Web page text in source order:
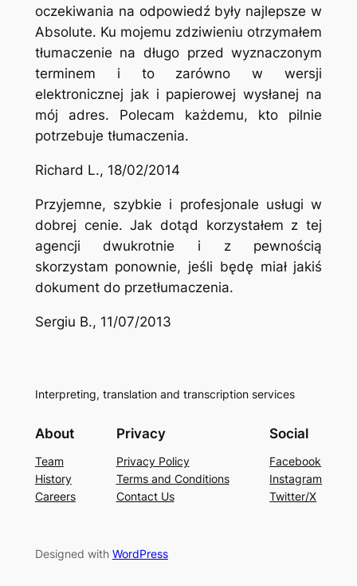
oczekiwania na odpowiedź były najlepsze w
Absolute. Ku mojemu zdziwieniu otrzymałem
tłumaczenie na długo przed wyznaczonym
terminem i to zarówno w wersji
elektronicznej jak i papierowej wysłanej na
mój adres. Polecam każdemu, kto pilnie
potrzebuje tłumaczenia.
Richard L., 18/02/2014
Przyjemne, szybkie i profesjonale usługi w
dobrej cenie. Jak dotąd korzystałem z tej
agencji dwukrotnie i z pewnością
skorzystam ponownie, jeśli będę miał jakiś
dokument do przetłumaczenia.
Sergiu B., 11/07/2013
Interpreting, translation and transcription services
About
Team
History
Careers
Privacy
Privacy Policy
Terms and Conditions
Contact Us
Social
Facebook
Instagram
Twitter/X
Designed with WordPress